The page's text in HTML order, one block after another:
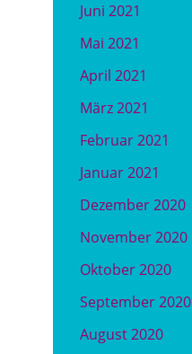
Juni 2021
Mai 2021
April 2021
März 2021
Februar 2021
Januar 2021
Dezember 2020
November 2020
Oktober 2020
September 2020
August 2020